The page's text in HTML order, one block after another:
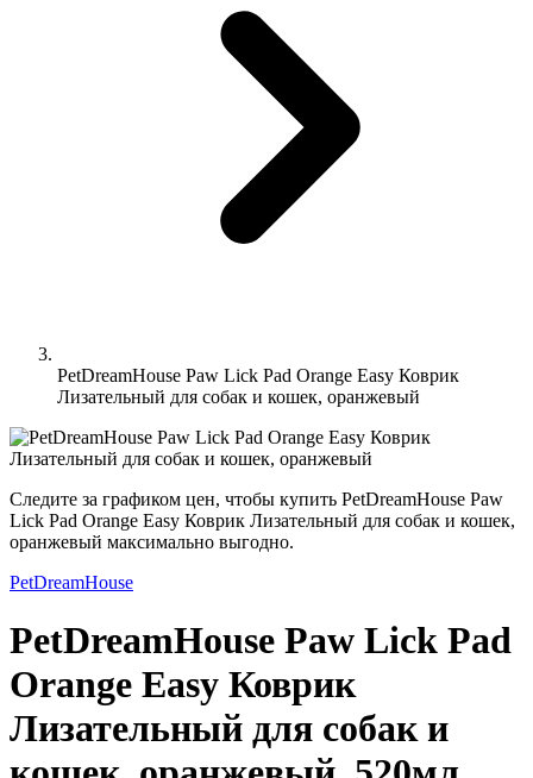
PetDreamHouse Paw Lick Pad Orange Easy Коврик
Лизательный для собак и кошек, оранжевый
Следите за графиком цен, чтобы купить PetDreamHouse Paw
Lick Pad Orange Easy Коврик Лизательный для собак и кошек,
оранжевый максимально выгодно.
PetDreamHouse
PetDreamHouse Paw Lick Pad
Orange Easy Коврик
Лизательный для собак и